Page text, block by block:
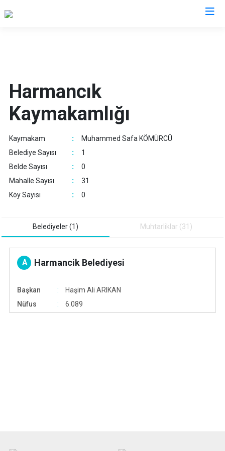
Gemlik
Gürsu
Harmancık
İnegöl
İznik
Nilüfer
Orhaneli
Orhangazi
Harmancık
Kaymakamlığı
Kaymakam :
Muhammed Safa KÖMÜRCÜ
Belediye Sayısı
:
1
Belde Sayısı
:
0
Mahalle Sayısı
:
31
Köy Sayısı
: 0
Belediyeler (1) Muhtarliklar (31)
A Harmancik Belediyesi
Başkan
Haşim Ali ARIKAN
Nüfus
6.089